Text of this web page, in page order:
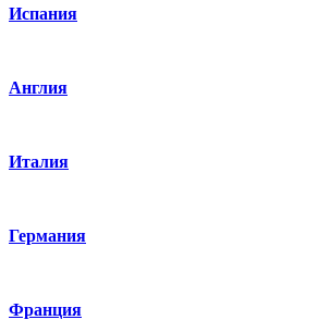
Испания
Англия
Италия
Германия
Франция